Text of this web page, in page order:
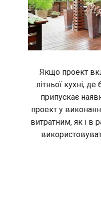
Якщо проект
літньої кухні,
припускає
проект у
витратним, як і в